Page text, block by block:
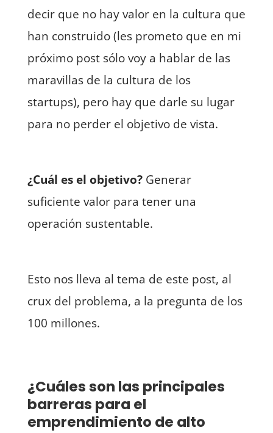
decir que no hay valor en la cultura que
han construido (les prometo que en mi
próximo post sólo voy a hablar de las
maravillas de la cultura de los
startups), pero hay que darle su lugar
para no perder el objetivo de vista.
¿Cuál es el objetivo?Generar
suficiente valor para tener una
operación sustentable.
Esto nos lleva al tema de este post, al
crux del problema, a la pregunta de los
100 millones.
¿Cuáles son las principales
barreras para el
emprendimiento de alto